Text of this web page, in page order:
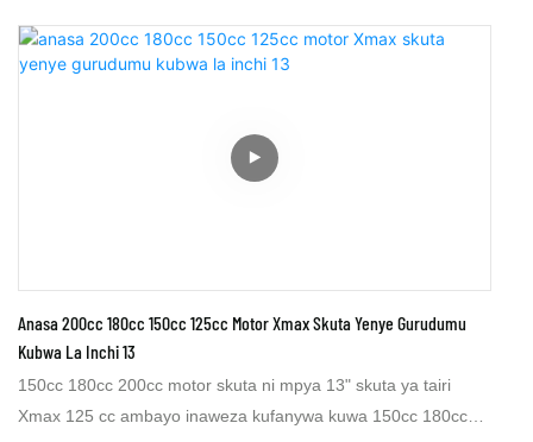
Scooter ya umeme x12 imeundwa ili kuweka kasi ya
kuendesha gari kwa kilomita 50 / h au 30 kwa saa, kasi hii
Anasa 200cc 180cc 150cc 125cc Motor Xmax Skuta Yenye Gurudumu
Kubwa La Inchi 13
150cc 180cc 200cc motor skuta ni mpya 13" skuta ya tairi
Xmax 125 cc ambayo inaweza kufanywa kuwa 150cc 180cc